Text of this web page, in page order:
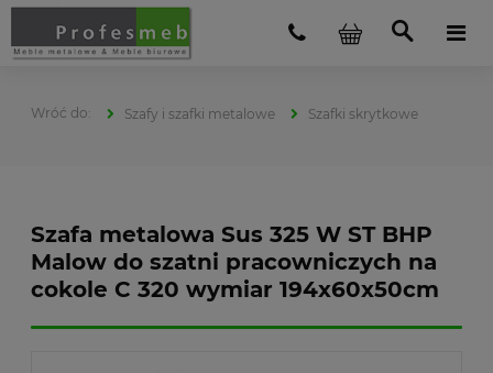
Szafy i szafki metalowe Szafki skrytkowe
Szafa metalowa Sus 325 W ST BHP
Malow do szatni pracowniczych na
cokole C 320 wymiar 194x60x50cm